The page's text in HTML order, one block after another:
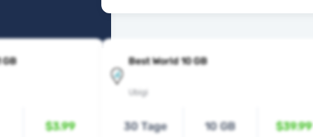
GB
$3.99
Best World 10 GB
Ubigi
30 Tage 10 GB $39.99